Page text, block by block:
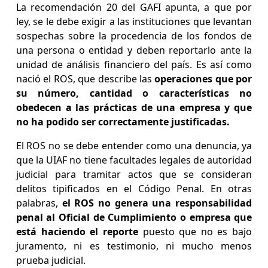
La recomendación 20 del GAFI apunta, a que por
ley, se le debe exigir a las instituciones que levantan
sospechas sobre la procedencia de los fondos de
una persona o entidad y deben reportarlo ante la
unidad de análisis financiero del país. Es así como
nació el ROS, que describe lasoperaciones que por
su número, cantidad o características no
obedecen a las prácticas de una empresa y que
no ha podido ser correctamente justificadas.
El ROS no se debe entender como una denuncia, ya
que la UIAF no tiene facultades legales de autoridad
judicial para tramitar actos que se consideran
delitos tipificados en el Código Penal. En otras
palabras, el ROS no genera una responsabilidad
penal al Oficial de Cumplimiento o empresa que
está haciendo el reportepuesto que no es bajo
juramento, ni es testimonio, ni mucho menos
prueba judicial.